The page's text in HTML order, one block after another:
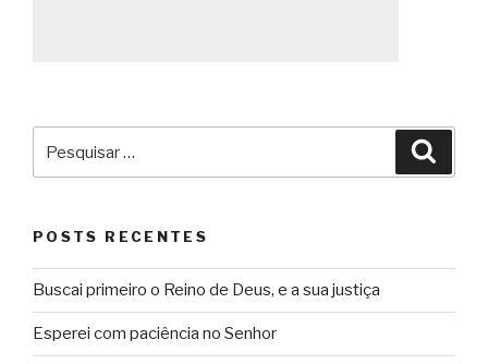
por:
POSTS RECENTES
Buscai primeiro o Reino de Deus, e a sua justiça
Esperei com paciência no Senhor